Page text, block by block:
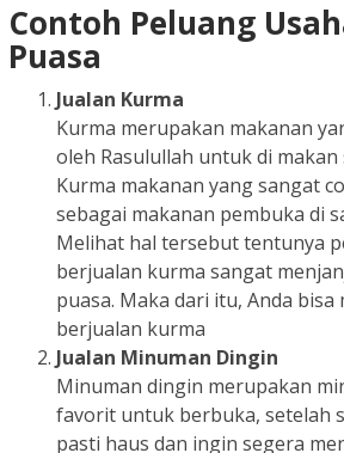
Contoh Peluang
Puasa
Jualan Kurma
Kurma merupakan makanan
oleh Rasulullah untuk di
Kurma makanan yang sangat
sebagai makanan pembuka di
Melihat hal tersebut tentunya
berjualan kurma sangat
puasa. Maka dari itu, Anda bisa
berjualan kurma
Jualan Minuman Dingin
Minuman dingin merupakan
favorit untuk berbuka, setelah
pasti haus dan ingin segera